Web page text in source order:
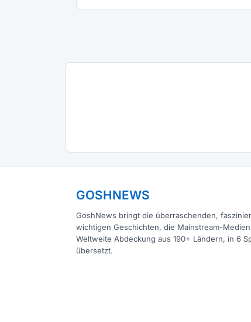
GOSHNEWS
GoshNews bringt die überraschenden,
wichtigen Geschichten, die Mainstream-
Weltweite Abdeckung aus 190+ Ländern, in 6
übersetzt.